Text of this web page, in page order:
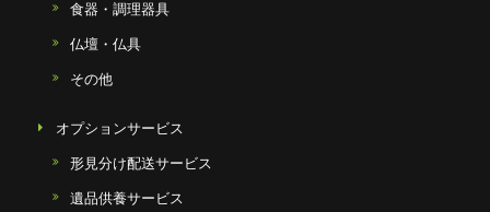
食器・調理器具
仏壇・仏具
その他
オプションサービス
形見分け配送サービス
遺品供養サービス